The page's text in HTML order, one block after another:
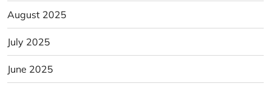
August 2025
July 2025
June 2025